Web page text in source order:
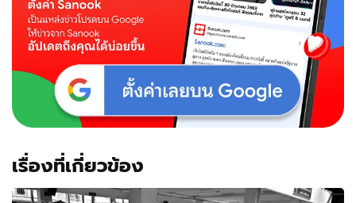
เรื่องที่เกี่ยวข้อง